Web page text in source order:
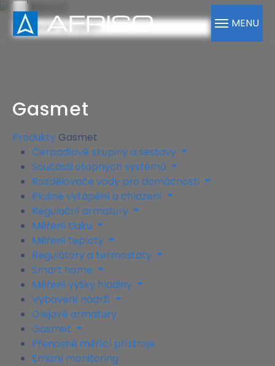
×
MENU
Gasmet
Produkty Gasmet
Čerpadlové skupiny a sestavy
Součásti otopných systémů
Rozdělovače vody pro domácnosti
Plošné vytápění a chlazení
Regulační armatury
Měření tlaku
Měření teploty
Regulátory a termostaty
Smart home
Měření výšky hladiny
Vybavení nádrží
Olejové armatury
Gasmet
Přenosné měřící přístroje
Emisní monitoring